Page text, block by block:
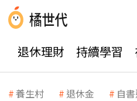
退休理財 持續學習
養生村 退休金 自